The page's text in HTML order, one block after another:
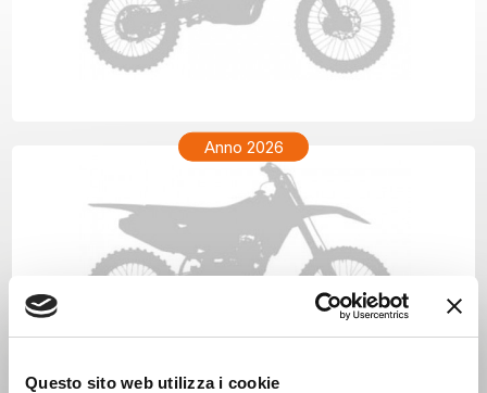
Questo sito web utilizza i cookie
Anno 2026